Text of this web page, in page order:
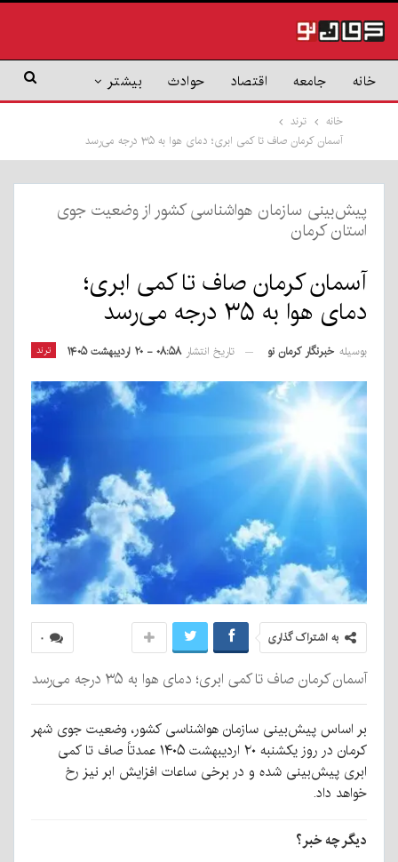
خانه جامعه اقتصاد حوادث بیشتر
خانه
ترند
آسمان کرمان صاف تا کمی ابری؛ دمای هوا به ۳۵ درجه می‌رسد
پیش‌بینی سازمان هواشناسی کشور از وضعیت جوی
استان کرمان
آسمان کرمان صاف تا کمی ابری؛
دمای هوا به ۳۵ درجه می‌رسد
ترند بوسیله خبرنگار کرمان نو تاریخ انتشار ۰۸:۵۸ - ۲۰ اردیبهشت ۱۴۰۵
۰ به اشتراک گذاری
آسمان کرمان صاف تا کمی ابری؛ دمای هوا به ۳۵ درجه می‌رسد
بر اساس پیش‌بینی سازمان هواشناسی کشور، وضعیت جوی شهر
کرمان در روز یکشنبه ۲۰ اردیبهشت ۱۴۰۵ عمدتاً صاف تا کمی
ابری پیش‌بینی شده و در برخی ساعات افزایش ابر نیز رخ
خواهد داد.
دیگر چه خبر؟